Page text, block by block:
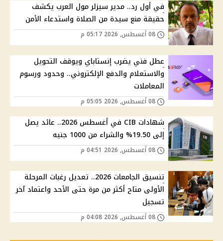
في أول رد.. مدير سيزلر مول العرب يكشف
حقيقة منع سيدة من الصلاة واستدعاء الأمن
عطل فني يضرب إنستاباي ويوقف التحويل
والاستعلام والدفع الإلكتروني.. وحدود ورسوم
المعاملات
شهادات CIB في أغسطس 2026.. عائد يصل
إلى 19.50% والشراء من 1000 جنيه
تنسيق الجامعات 2026.. تعديل رغبات المرحلة
الأولى متاح أكثر من مرة حتى الأحد واعتماد آخر
تسجيل